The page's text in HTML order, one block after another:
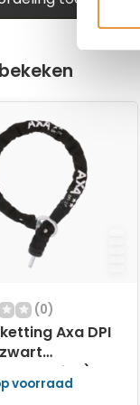
schakel
plug-in pin 10 mm
(0)
Axa DPI
voorraad